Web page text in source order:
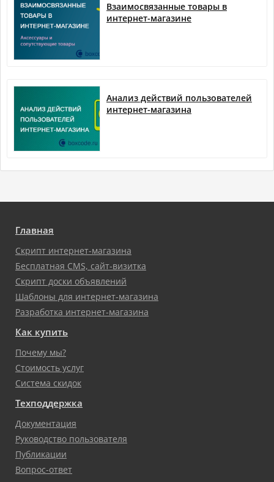
Взаимосвязанные товары в
интернет-магазине
Анализ действий пользователей
интернет-магазина
Главная
Скрипт интернет-магазина
Бесплатная CMS, сайт-визитка
Скрипт доски объявлений
Шаблоны для интернет-магазина
Разработка интернет-магазина
Как купить
Почему мы?
Стоимость услуг
Система скидок
Техподдержка
Документация
Руководство пользователя
Публикации
Вопрос-ответ